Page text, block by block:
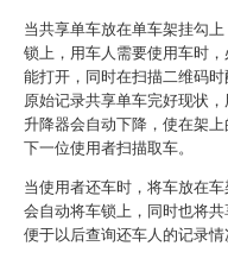
当共享单车放在单车架挂勾
锁上，用车人需要使用车时
能打开，同时在扫描二维码
原始记录共享单车完好现状
升降器会自动下降，使在架
下一位使用者扫描取车。
当使用者还车时，将车放在
会自动将车锁上，同时也将
便于以后查询还车人的记录情